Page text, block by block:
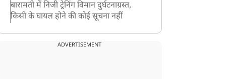
बारामती में निजी ट्रेनिंग विमान दुर्घटनाग्रस्त,
किसी के घायल होने की कोई सूचना नहीं
JPSC परीक्षा विवाद: अनशन पर बैठे छात्र नेता
ADVERTISEMENT